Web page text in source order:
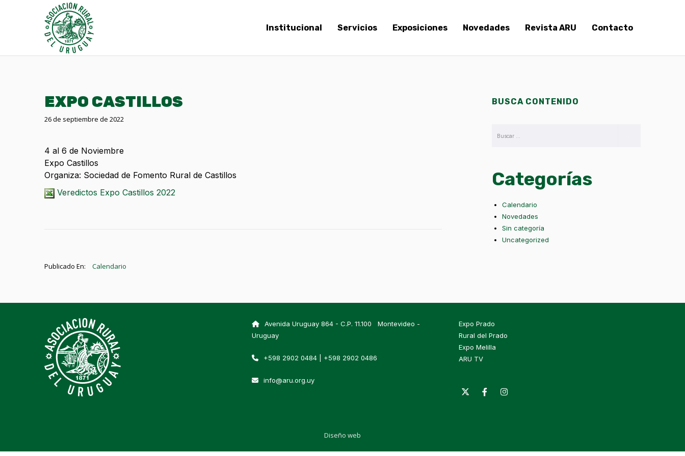
Institucional Servicios Exposiciones Novedades Revista ARU Contacto
EXPO CASTILLOS
26 de septiembre de 2022
4 al 6 de Noviembre
Expo Castillos
Organiza: Sociedad de Fomento Rural de Castillos
Veredictos Expo Castillos 2022
Publicado En: Calendario
BUSCA CONTENIDO
Categorías
Calendario
Novedades
Sin categoría
Uncategorized
Avenida Uruguay 864 - C.P. 11.100 Montevideo -
Uruguay
+598 2902 0484 | +598 2902 0486
info@aru.org.uy
Expo Prado
Rural del Prado
Expo Melilla
ARU TV
Diseño web